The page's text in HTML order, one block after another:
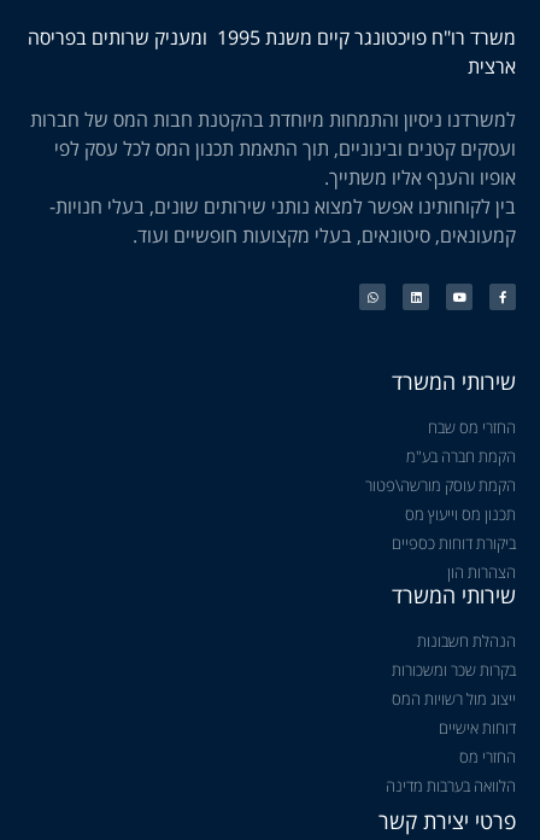
משרד רו"ח פויכטונגר קיים משנת 1995 ומעניק שרותים בפריסה
ארצית
למשרדנו ניסיון והתמחות מיוחדת בהקטנת חבות המס של חברות
ועסקים קטנים ובינוניים, תוך התאמת תכנון המס לכל עסק לפי
אופיו והענף אליו משתייך.
בין לקוחותינו אפשר למצוא נותני שירותים שונים, בעלי חנויות-
קמעונאים, סיטונאים, בעלי מקצועות חופשיים ועוד.
שירותי המשרד
החזרי מס שבח
הקמת חברה בע"מ
הקמת עוסק מורשה\פטור
תכנון מס וייעוץ מס
ביקורת דוחות כספיים
הצהרות הון
שירותי המשרד
הנהלת חשבונות
בקרות שכר ומשכורות
ייצוג מול רשויות המס
דוחות אישיים
החזרי מס
הלוואה בערבות מדינה
פרטי יצירת קשר